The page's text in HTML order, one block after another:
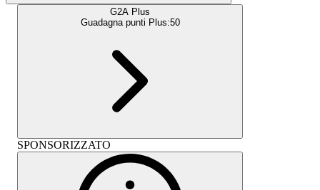
G2A Plus
Guadagna punti Plus:50
SPONSORIZZATO